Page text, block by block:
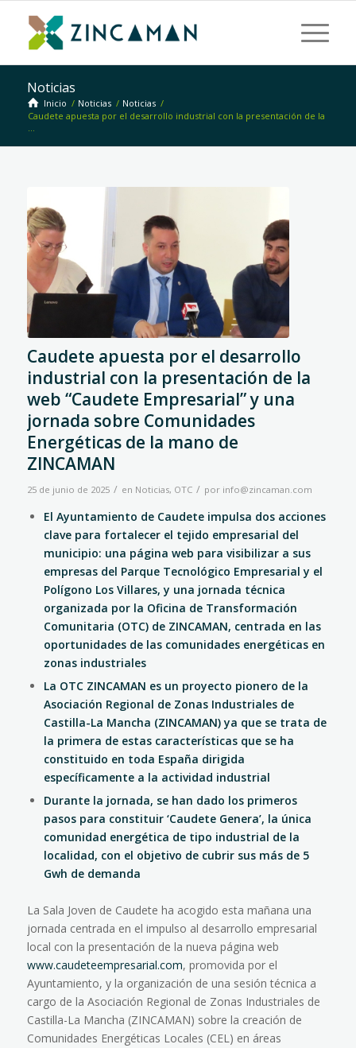
Noticias
Inicio / Noticias / Noticias /
Caudete apuesta por el desarrollo industrial con la presentación de la
...
Caudete apuesta por el desarrollo
industrial con la presentación de la
web “Caudete Empresarial” y una
jornada sobre Comunidades
Energéticas de la mano de
ZINCAMAN
25 de junio de 2025 / en Noticias, OTC / por info@zincaman.com
El Ayuntamiento de Caudete impulsa dos acciones
clave para fortalecer el tejido empresarial del
municipio: una página web para visibilizar a sus
empresas del Parque Tecnológico Empresarial y el
Polígono Los Villares, y una jornada técnica
organizada por la Oficina de Transformación
Comunitaria (OTC) de ZINCAMAN, centrada en las
oportunidades de las comunidades energéticas en
zonas industriales
La OTC ZINCAMAN es un proyecto pionero de la
Asociación Regional de Zonas Industriales de
Castilla-La Mancha (ZINCAMAN) ya que se trata de
la primera de estas características que se ha
constituido en toda España dirigida
específicamente a la actividad industrial
Durante la jornada, se han dado los primeros
pasos para constituir ‘Caudete Genera’, la única
comunidad energética de tipo industrial de la
localidad, con el objetivo de cubrir sus más de 5
Gwh de demanda
La Sala Joven de Caudete ha acogido esta mañana una
jornada centrada en el impulso al desarrollo empresarial
local con la presentación de la nueva página web
www.caudeteempresarial.com, promovida por el
Ayuntamiento, y la organización de una sesión técnica a
cargo de la Asociación Regional de Zonas Industriales de
Castilla-La Mancha (ZINCAMAN) sobre la creación de
Comunidades Energéticas Locales (CEL) en áreas